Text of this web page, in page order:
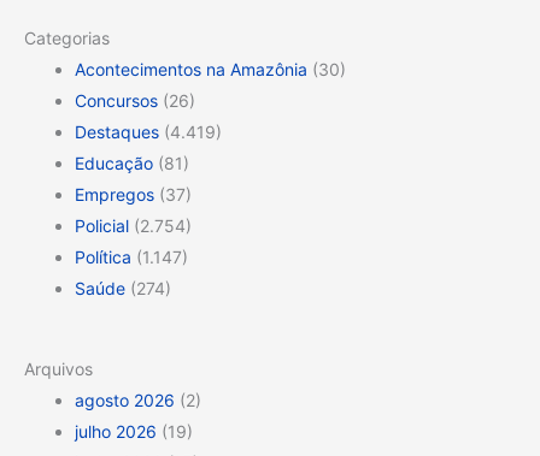
Categorias
Acontecimentos na Amazônia (30)
Concursos (26)
Destaques (4.419)
Educação (81)
Empregos (37)
Policial (2.754)
Política (1.147)
Saúde (274)
Arquivos
agosto 2026 (2)
julho 2026 (19)